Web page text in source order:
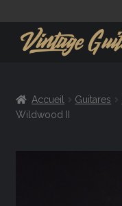
Amplis
Accueil Guitares
Wildwood II